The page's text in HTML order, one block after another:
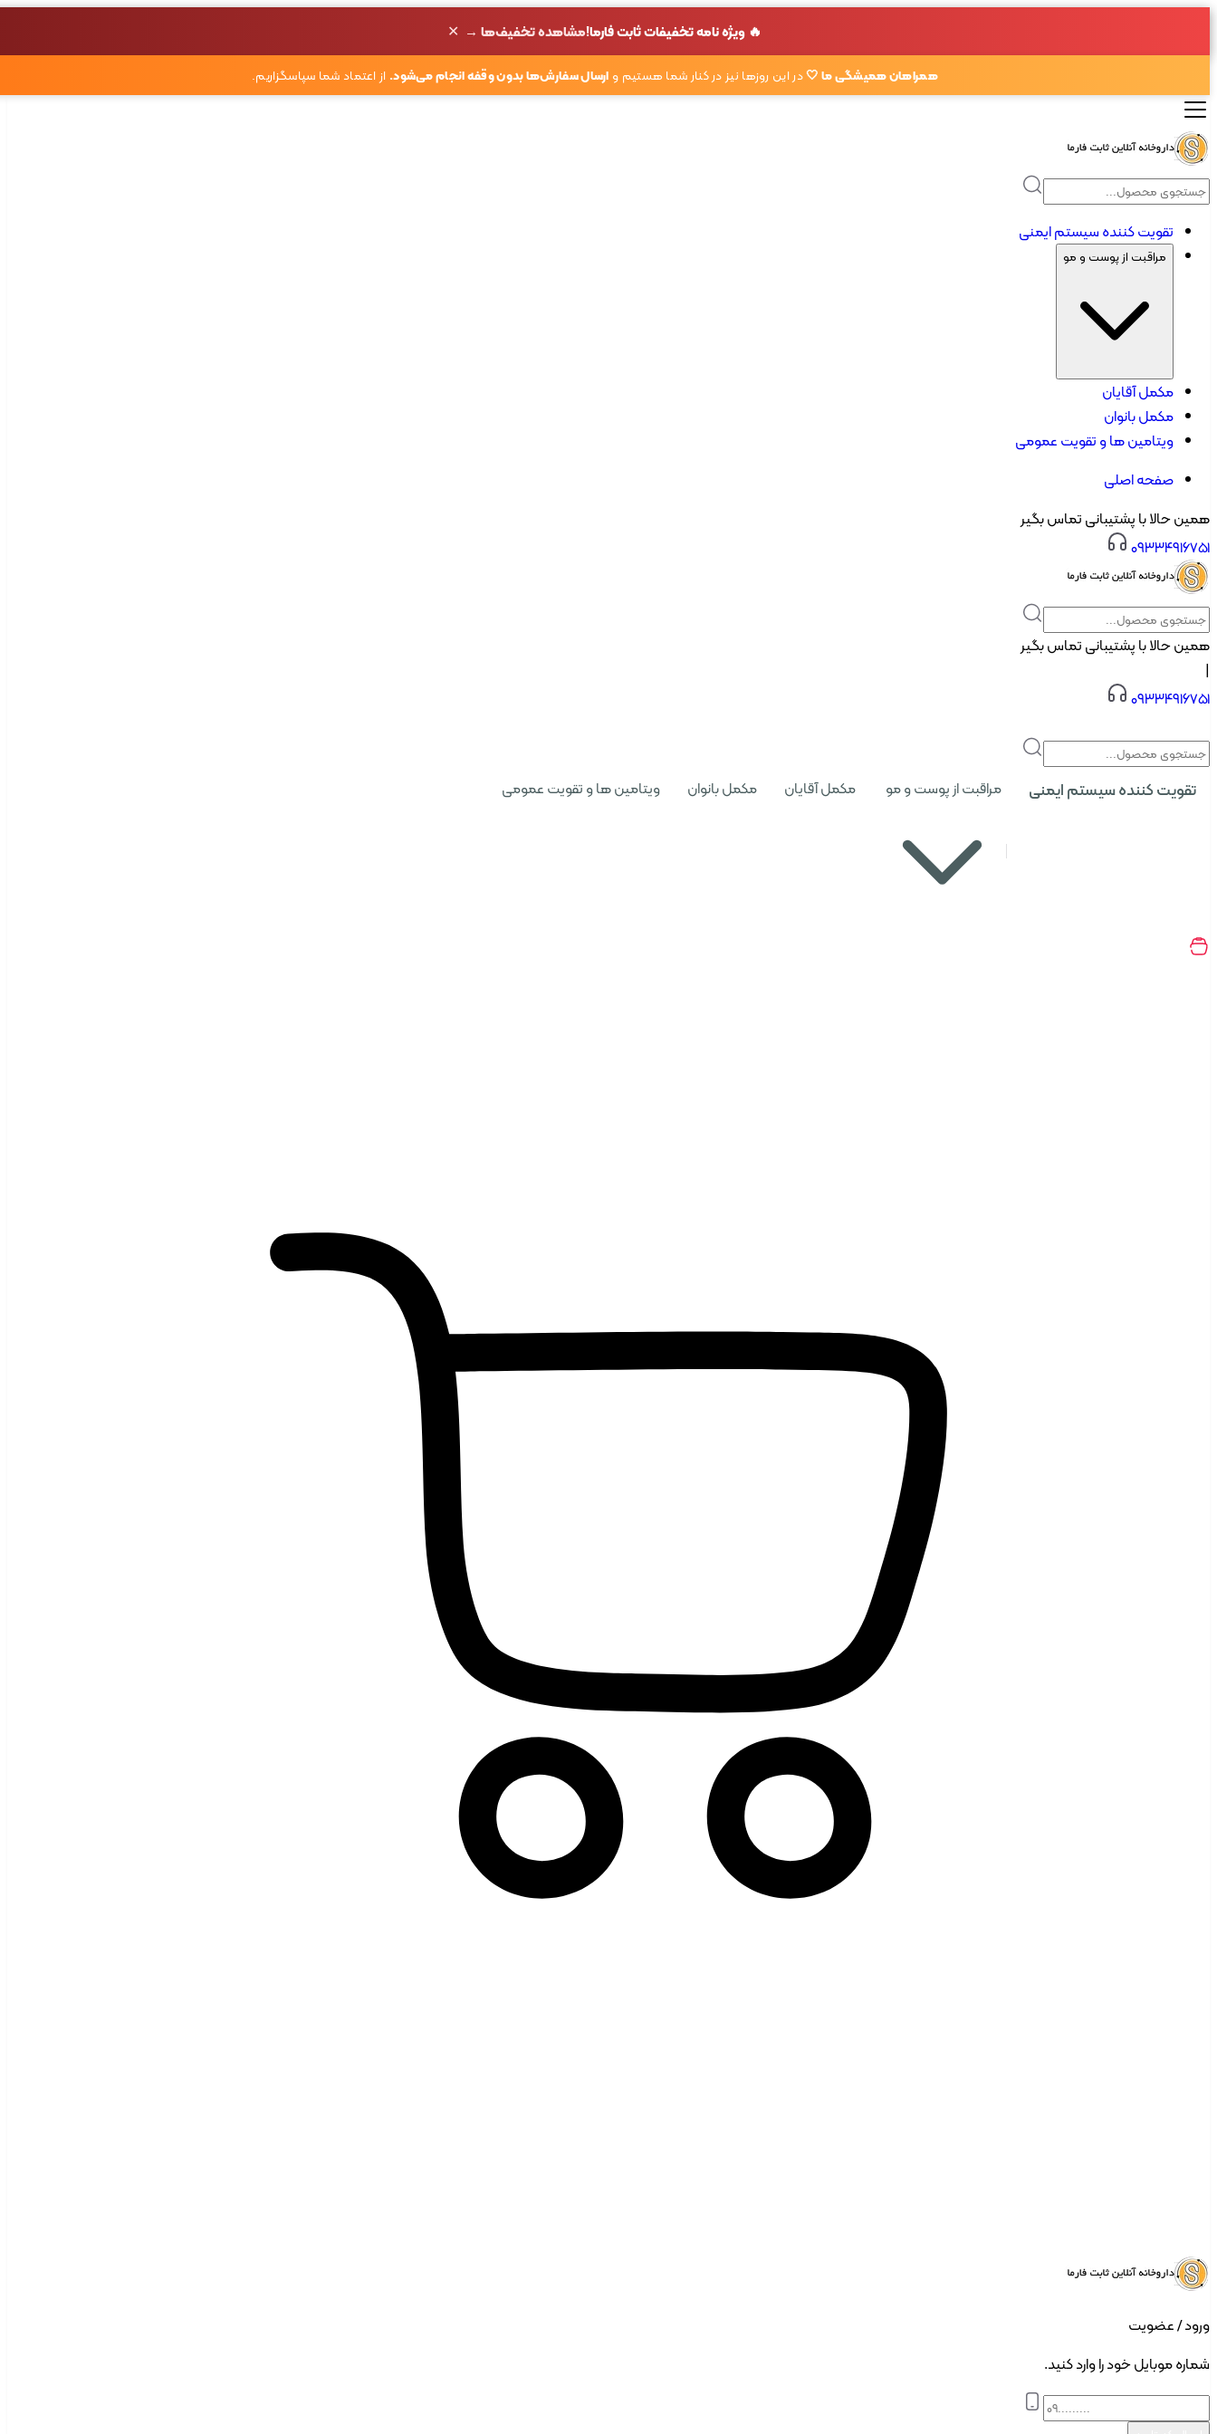
🔥 ویژه نامه تخفیفات ثابت فارما!مشاهده تخفیف‌ها → ✕
همراهان همیشگی ما 🤍در این روزها نیز در کنار شما هستیم و ارسال سفارش‌ها بدون وقفه انجام می‌شود. از اعتماد شما سپاسگزاریم.
تقویت کننده سیستم ایمنی
مراقبت از پوست و مو
مکمل آقایان
مکمل بانوان
ویتامین ها و تقویت عمومی
صفحه اصلی
همین حالا با پشتیبانی تماس بگیر
۰۹۳۳۴۹۱۶۷۵۱
همین حالا با پشتیبانی تماس بگیر
|
۰۹۳۳۴۹۱۶۷۵۱
تقویت کننده سیستم ایمنی مراقبت از پوست و مو مکمل آقایان مکمل بانوان ویتامین ها و تقویت عمومی
ورود / عضویت
شماره موبایل خود را وارد کنید.